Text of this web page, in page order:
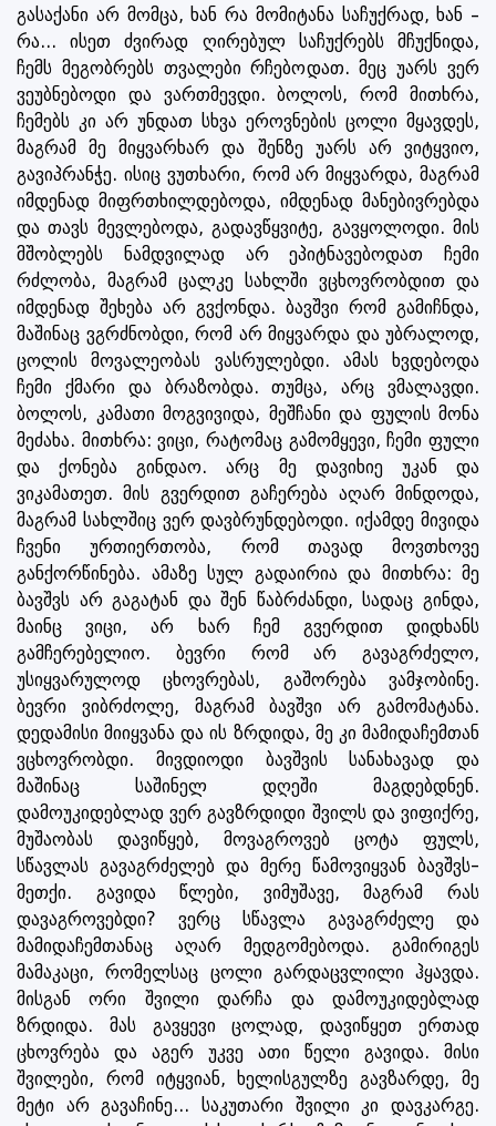
გასაქანი არ მომცა, ხან რა მომიტანა საჩუქრად, ხან –
რა... ისეთ ძვირად ღირებულ საჩუქრებს მჩუქნიდა,
ჩემს მეგობრებს თვალები რჩებოდათ. მეც უარს ვერ
ვეუბნებოდი და ვართმევდი. ბოლოს, რომ მითხრა,
ჩემებს კი არ უნდათ სხვა ეროვნების ცოლი მყავდეს,
მაგრამ მე მიყვარხარ და შენზე უარს არ ვიტყვიო,
გავიპრანჭე. ისიც ვუთხარი, რომ არ მიყვარდა, მაგრამ
იმდენად მიფრთხილდებოდა, იმდენად მანებივრებდა
და თავს მევლებოდა, გადავწყვიტე, გავყოლოდი. მის
მშობლებს ნამდვილად არ ეპიტნავებოდათ ჩემი
რძლობა, მაგრამ ცალკე სახლში ვცხოვრობდით და
იმდენად შეხება არ გვქონდა. ბავშვი რომ გამიჩნდა,
მაშინაც ვგრძნობდი, რომ არ მიყვარდა და უბრალოდ,
ცოლის მოვალეობას ვასრულებდი. ამას ხვდებოდა
ჩემი ქმარი და ბრაზობდა. თუმცა, არც ვმალავდი.
ბოლოს, კამათი მოგვივიდა, მეშჩანი და ფულის მონა
მეძახა. მითხრა: ვიცი, რატომაც გამომყევი, ჩემი ფული
და ქონება გინდაო. არც მე დავიხიე უკან და
ვიკამათეთ. მის გვერდით გაჩერება აღარ მინდოდა,
მაგრამ სახლშიც ვერ დავბრუნდებოდი. იქამდე მივიდა
ჩვენი ურთიერთობა, რომ თავად მოვთხოვე
განქორწინება. ამაზე სულ გადაირია და მითხრა: მე
ბავშვს არ გაგატან და შენ წაბრძანდი, სადაც გინდა,
მაინც ვიცი, არ ხარ ჩემ გვერდით დიდხანს
გამჩერებელიო. ბევრი რომ არ გავაგრძელო,
უსიყვარულოდ ცხოვრებას, გაშორება ვამჯობინე.
ბევრი ვიბრძოლე, მაგრამ ბავშვი არ გამომატანა.
დედამისი მიიყვანა და ის ზრდიდა, მე კი მამიდაჩემთან
ვცხოვრობდი. მივდიოდი ბავშვის სანახავად და
მაშინაც საშინელ დღეში მაგდებდნენ.
დამოუკიდებლად ვერ გავზრდიდი შვილს და ვიფიქრე,
მუშაობას დავიწყებ, მოვაგროვებ ცოტა ფულს,
სწავლას გავაგრძელებ და მერე წამოვიყვან ბავშვს-
მეთქი. გავიდა წლები, ვიმუშავე, მაგრამ რას
დავაგროვებდი? ვერც სწავლა გავაგრძელე და
მამიდაჩემთანაც აღარ მედგომებოდა. გამირიგეს
მამაკაცი, რომელსაც ცოლი გარდაცვლილი ჰყავდა.
მისგან ორი შვილი დარჩა და დამოუკიდებლად
ზრდიდა. მას გავყევი ცოლად, დავიწყეთ ერთად
ცხოვრება და აგერ უკვე ათი წელი გავიდა. მისი
შვილები, რომ იტყვიან, ხელისგულზე გავზარდე, მე
მეტი არ გავაჩინე... საკუთარი შვილი კი დავკარგე.